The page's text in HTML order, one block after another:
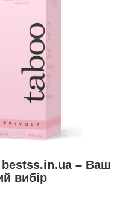
bestss.in.ua – Ваш
вибір